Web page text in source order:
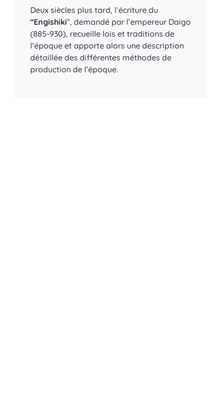
Deux siècles plus tard, l’écriture du
“Engishiki”, demandé par l’empereur Daigo
(885-930), recueille lois et traditions de
l’époque et apporte alors une description
détaillée des différentes méthodes de
production de l’époque.